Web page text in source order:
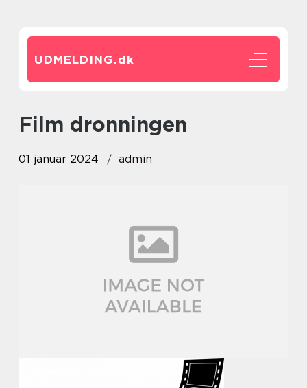
UDMELDING.dk
film dronningen
01 januar 2024 admin